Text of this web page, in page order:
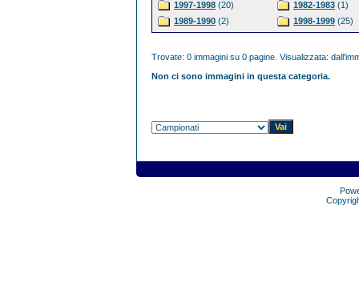
1997-1998 (20)
1989-1990 (2)
1982-1983 (1)
1998-1999 (25)
Trovate: 0 immagini su 0 pagine. Visualizzata:
Non ci sono immagini in questa categoria.